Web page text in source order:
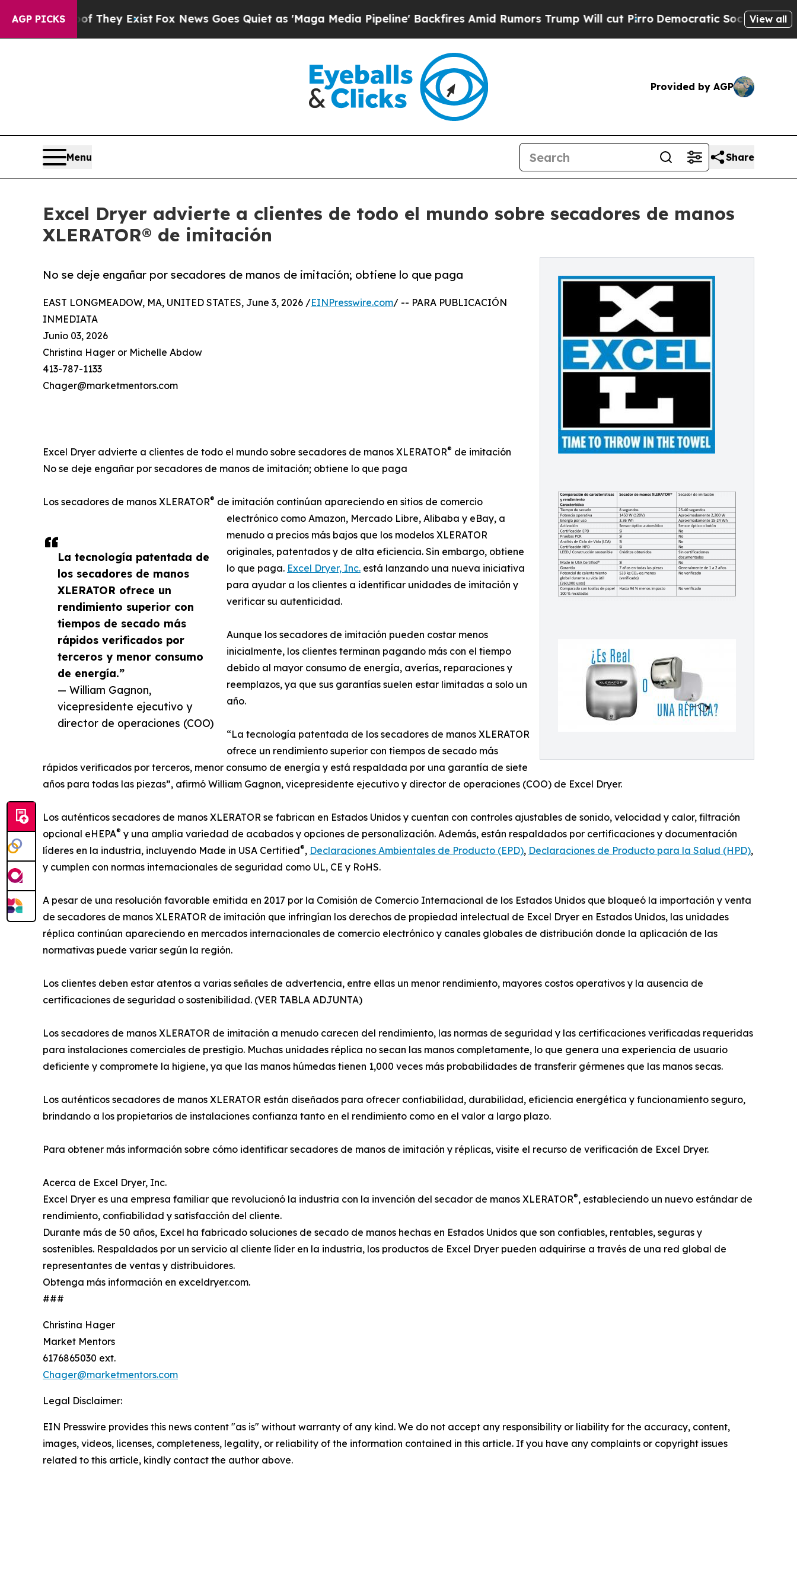
AGP PICKS
no Proof They Exist Fox News Goes Quiet as 'Maga Media Pipeline' Backfires Amid Rumors Trump Will cut PirroDemocratic Socialists of View all
Provided by AGP
Menu Share
Excel Dryer advierte a clientes de todo el mundo sobre secadores de manos
XLERATOR® de imitación
No se deje engañar por secadores de manos de imitación; obtiene lo que paga
La tecnología patentada de
los secadores de manos
XLERATOR ofrece un
rendimiento superior con
tiempos de secado más
rápidos verificados por
terceros y menor consumo
de energía.”
— William Gagnon,
vicepresidente ejecutivo y
director de operaciones (COO)
EAST LONGMEADOW, MA, UNITED STATES, June 3, 2026 /EINPresswire.com/ -- PARA PUBLICACIÓN
INMEDIATA
Junio 03, 2026
Christina Hager or Michelle Abdow
413-787-1133
Chager@marketmentors.com
Excel Dryer advierte a clientes de todo el mundo sobre secadores de manos XLERATOR® de imitación
No se deje engañar por secadores de manos de imitación; obtiene lo que paga
Los secadores de manos XLERATOR® de imitación continúan apareciendo en sitios de comercio
electrónico como Amazon, Mercado Libre, Alibaba y eBay, a
menudo a precios más bajos que los modelos XLERATOR
originales, patentados y de alta eficiencia. Sin embargo, obtiene
lo que paga. Excel Dryer, Inc. está lanzando una nueva iniciativa
para ayudar a los clientes a identificar unidades de imitación y
verificar su autenticidad.
Aunque los secadores de imitación pueden costar menos
inicialmente, los clientes terminan pagando más con el tiempo
debido al mayor consumo de energía, averías, reparaciones y
reemplazos, ya que sus garantías suelen estar limitadas a solo un
año.
“La tecnología patentada de los secadores de manos XLERATOR
ofrece un rendimiento superior con tiempos de secado más
rápidos verificados por terceros, menor consumo de energía y está respaldada por una garantía de siete
años para todas las piezas”, afirmó William Gagnon, vicepresidente ejecutivo y director de operaciones (COO) de Excel Dryer.
Los auténticos secadores de manos XLERATOR se fabrican en Estados Unidos y cuentan con controles ajustables de sonido, velocidad y calor, filtración
opcional eHEPA® y una amplia variedad de acabados y opciones de personalización. Además, están respaldados por certificaciones y documentación
líderes en la industria, incluyendo Made in USA Certified®, Declaraciones Ambientales de Producto (EPD), Declaraciones de Producto para la Salud (HPD),
y cumplen con normas internacionales de seguridad como UL, CE y RoHS.
A pesar de una resolución favorable emitida en 2017 por la Comisión de Comercio Internacional de los Estados Unidos que bloqueó la importación y venta
de secadores de manos XLERATOR de imitación que infringían los derechos de propiedad intelectual de Excel Dryer en Estados Unidos, las unidades
réplica continúan apareciendo en mercados internacionales de comercio electrónico y canales globales de distribución donde la aplicación de las
normativas puede variar según la región.
Los clientes deben estar atentos a varias señales de advertencia, entre ellas un menor rendimiento, mayores costos operativos y la ausencia de
certificaciones de seguridad o sostenibilidad. (VER TABLA ADJUNTA)
Los secadores de manos XLERATOR de imitación a menudo carecen del rendimiento, las normas de seguridad y las certificaciones verificadas requeridas
para instalaciones comerciales de prestigio. Muchas unidades réplica no secan las manos completamente, lo que genera una experiencia de usuario
deficiente y compromete la higiene, ya que las manos húmedas tienen 1,000 veces más probabilidades de transferir gérmenes que las manos secas.
Los auténticos secadores de manos XLERATOR están diseñados para ofrecer confiabilidad, durabilidad, eficiencia energética y funcionamiento seguro,
brindando a los propietarios de instalaciones confianza tanto en el rendimiento como en el valor a largo plazo.
Para obtener más información sobre cómo identificar secadores de manos de imitación y réplicas, visite el recurso de verificación de Excel Dryer.
Acerca de Excel Dryer, Inc.
Excel Dryer es una empresa familiar que revolucionó la industria con la invención del secador de manos XLERATOR®, estableciendo un nuevo estándar de
rendimiento, confiabilidad y satisfacción del cliente.
Durante más de 50 años, Excel ha fabricado soluciones de secado de manos hechas en Estados Unidos que son confiables, rentables, seguras y
sostenibles. Respaldados por un servicio al cliente líder en la industria, los productos de Excel Dryer pueden adquirirse a través de una red global de
representantes de ventas y distribuidores.
Obtenga más información en exceldryer.com.
###
Christina Hager
Market Mentors
6176865030 ext.
Chager@marketmentors.com
Legal Disclaimer:
EIN Presswire provides this news content "as is" without warranty of any kind. We do not accept any responsibility or liability for the accuracy, content,
images, videos, licenses, completeness, legality, or reliability of the information contained in this article. If you have any complaints or copyright issues
related to this article, kindly contact the author above.